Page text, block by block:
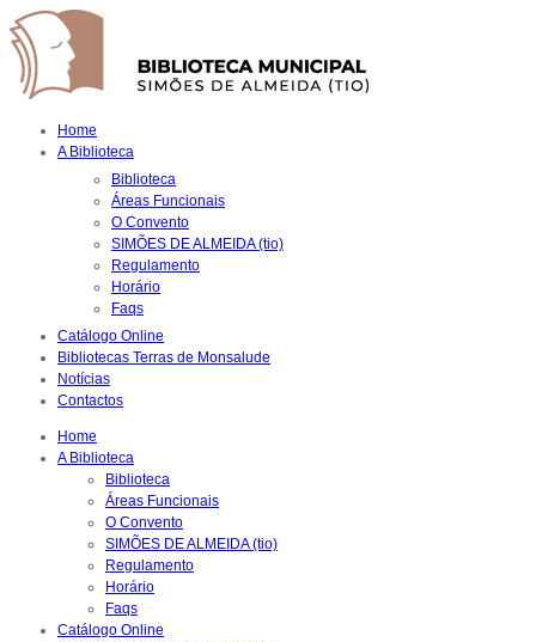
Home
A Biblioteca
Biblioteca
Áreas Funcionais
O Convento
SIMÕES DE ALMEIDA (tio)
Regulamento
Horário
Faqs
Catálogo Online
Bibliotecas Terras de Monsalude
Notícias
Contactos
Home
A Biblioteca
Biblioteca
Áreas Funcionais
O Convento
SIMÕES DE ALMEIDA (tio)
Regulamento
Horário
Faqs
Catálogo Online